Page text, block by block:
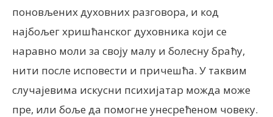
поновљених духовних разговора, и код
најбољег хришћанског духовника који се
наравно моли за своју малу и болесну браћу,
нити после исповести и причешћа. У таквим
случајевима искусни психијатар можда може
пре, или боље да помогне унесрећеном човеку.